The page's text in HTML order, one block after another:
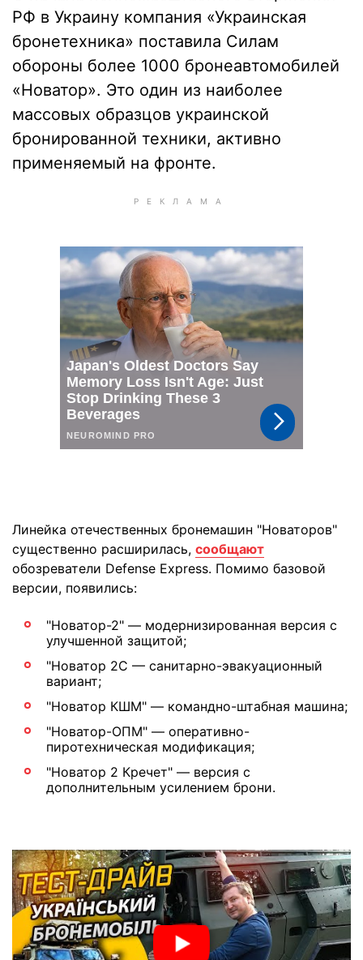
РФ в Украину компания «Украинская
бронетехника» поставила Силам
обороны более 1000 бронеавтомобилей
«Новатор». Это один из наиболее
массовых образцов украинской
бронированной техники, активно
применяемый на фронте.
Линейка отечественных бронемашин "Новаторов"
существенно расширилась, сообщают
обозреватели Defense Express. Помимо базовой
версии, появились:
"Новатор-2" — модернизированная версия с
улучшенной защитой;
"Новатор 2С — санитарно-эвакуационный
вариант;
"Новатор КШМ" — командно-штабная машина;
"Новатор-ОПМ" — оперативно-
пиротехническая модификация;
"Новатор 2 Кречет" — версия с
дополнительным усилением брони.